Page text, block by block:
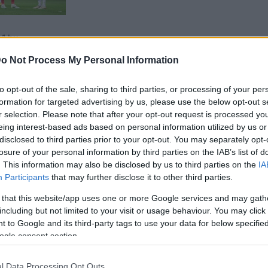
Not Process My Personal Information
opt-out of the sale, sharing to third parties, or processing of your
for targeted advertising by us, please use the below opt-out
selection. Please note that after your opt-out request is processed
interest-based ads based on personal information utilized by us
to third parties prior to your opt-out. You may separately
of your personal information by third parties on the IAB’s list of
This information may also be disclosed by us to third parties on the
Participants that may further disclose it to other third parties.
that this website/app uses one or more Google services and may
but not limited to your visit or usage behaviour. You may
to Google and its third-party tags to use your data for below
consent section.
Nicolas Stefanelli előbb duplázott, majd a lefújás után
ellenfelünkkel, ez a meccs is hozzásegített
tétmérkőzésére. Örülök, hogy sikerült dupláznom,
az elsőt lesnek látta az asszisztens. Ma a
sokat, azóta játszom a szélen is, de szeretek
kaptam Milicevic beadásánál és csak be kellett
én passzoltam Melnyikhez, majd a
döntöttem az ollózós befejezés